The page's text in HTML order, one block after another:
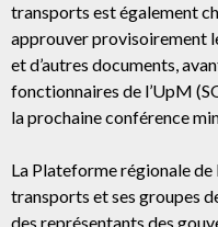
transports est également
approuver provisoirement
et d’autres documents,
fonctionnaires de l’UpM
la prochaine conférence
La Plateforme régionale
transports et ses groupes
des représentants des